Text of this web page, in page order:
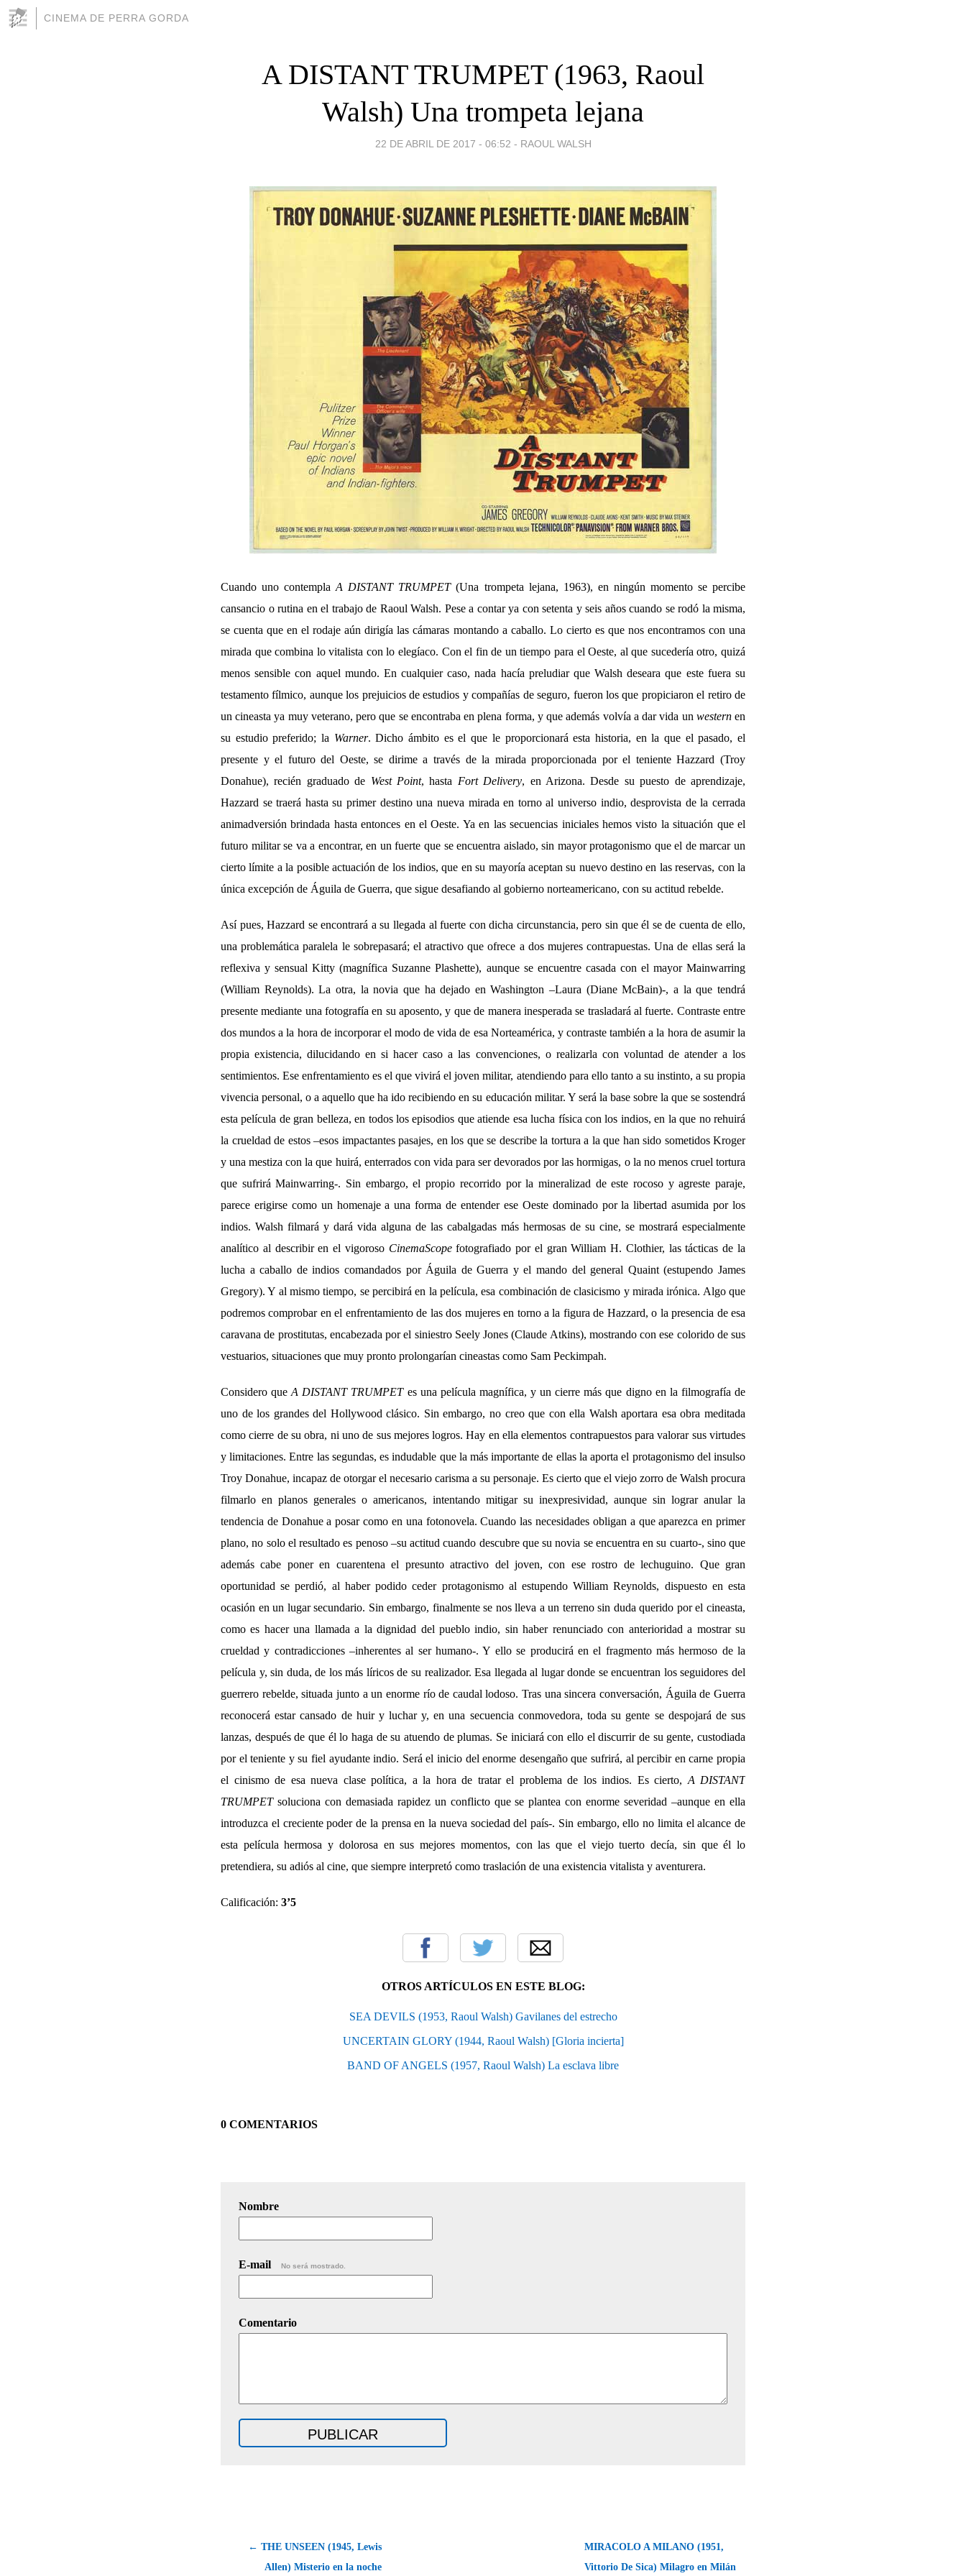
CINEMA DE PERRA GORDA
A DISTANT TRUMPET (1963, Raoul
Walsh) Una trompeta lejana
22 DE ABRIL DE 2017 - 06:52 - RAOUL WALSH
Cuando uno contemplaA DISTANT TRUMPET(Una trompeta lejana, 1963), en ningún momento se percibe
cansancio o rutina en el trabajo de Raoul Walsh. Pese a contar ya con setenta y seis años cuando se rodó la misma,
se cuenta que en el rodaje aún dirigía las cámaras montando a caballo. Lo cierto es que nos encontramos con una
mirada que combina lo vitalista con lo elegíaco. Con el fin de un tiempo para el Oeste, al que sucedería otro, quizá
menos sensible con aquel mundo. En cualquier caso, nada hacía preludiar que Walsh deseara que este fuera su
testamento fílmico, aunque los prejuicios de estudios y compañías de seguro, fueron los que propiciaron el retiro de
un cineasta ya muy veterano, pero que se encontraba en plena forma, y que además volvía a dar vida un westernen
su estudio preferido; la Warner. Dicho ámbito es el que le proporcionará esta historia, en la que el pasado, el
presente y el futuro del Oeste, se dirime a través de la mirada proporcionada por el teniente Hazzard (Troy
Donahue), recién graduado de West Point, hasta Fort Delivery, en Arizona. Desde su puesto de aprendizaje,
Hazzard se traerá hasta su primer destino una nueva mirada en torno al universo indio, desprovista de la cerrada
animadversión brindada hasta entonces en el Oeste. Ya en las secuencias iniciales hemos visto la situación que el
futuro militar se va a encontrar, en un fuerte que se encuentra aislado, sin mayor protagonismo que el de marcar un
cierto límite a la posible actuación de los indios, que en su mayoría aceptan su nuevo destino en las reservas, con la
única excepción de Águila de Guerra, que sigue desafiando al gobierno norteamericano, con su actitud rebelde.
Así pues, Hazzard se encontrará a su llegada al fuerte con dicha circunstancia, pero sin que él se de cuenta de ello,
una problemática paralela le sobrepasará; el atractivo que ofrece a dos mujeres contrapuestas. Una de ellas será la
reflexiva y sensual Kitty (magnífica Suzanne Plashette), aunque se encuentre casada con el mayor Mainwarring
(William Reynolds). La otra, la novia que ha dejado en Washington –Laura (Diane McBain)-, a la que tendrá
presente mediante una fotografía en su aposento, y que de manera inesperada se trasladará al fuerte. Contraste entre
dos mundos a la hora de incorporar el modo de vida de esa Norteamérica, y contraste también a la hora de asumir la
propia existencia, dilucidando en si hacer caso a las convenciones, o realizarla con voluntad de atender a los
sentimientos. Ese enfrentamiento es el que vivirá el joven militar, atendiendo para ello tanto a su instinto, a su propia
vivencia personal, o a aquello que ha ido recibiendo en su educación militar. Y será la base sobre la que se sostendrá
esta película de gran belleza, en todos los episodios que atiende esa lucha física con los indios, en la que no rehuirá
la crueldad de estos –esos impactantes pasajes, en los que se describe la tortura a la que han sido sometidos Kroger
y una mestiza con la que huirá, enterrados con vida para ser devorados por las hormigas, o la no menos cruel tortura
que sufrirá Mainwarring-. Sin embargo, el propio recorrido por la mineralizad de este rocoso y agreste paraje,
parece erigirse como un homenaje a una forma de entender ese Oeste dominado por la libertad asumida por los
indios. Walsh filmará y dará vida alguna de las cabalgadas más hermosas de su cine, se mostrará especialmente
analítico al describir en el vigoroso CinemaScopefotografiado por el gran William H. Clothier, las tácticas de la
lucha a caballo de indios comandados por Águila de Guerra y el mando del general Quaint (estupendo James
Gregory). Y al mismo tiempo, se percibirá en la película, esa combinación de clasicismo y mirada irónica. Algo que
podremos comprobar en el enfrentamiento de las dos mujeres en torno a la figura de Hazzard, o la presencia de esa
caravana de prostitutas, encabezada por el siniestro Seely Jones (Claude Atkins), mostrando con ese colorido de sus
vestuarios, situaciones que muy pronto prolongarían cineastas como Sam Peckimpah.
Considero queA DISTANT TRUMPETes una película magnífica, y un cierre más que digno en la filmografía de
uno de los grandes del Hollywood clásico. Sin embargo, no creo que con ella Walsh aportara esa obra meditada
como cierre de su obra, ni uno de sus mejores logros. Hay en ella elementos contrapuestos para valorar sus virtudes
y limitaciones. Entre las segundas, es indudable que la más importante de ellas la aporta el protagonismo del insulso
Troy Donahue, incapaz de otorgar el necesario carisma a su personaje. Es cierto que el viejo zorro de Walsh procura
filmarlo en planos generales o americanos, intentando mitigar su inexpresividad, aunque sin lograr anular la
tendencia de Donahue a posar como en una fotonovela. Cuando las necesidades obligan a que aparezca en primer
plano, no solo el resultado es penoso –su actitud cuando descubre que su novia se encuentra en su cuarto-, sino que
además cabe poner en cuarentena el presunto atractivo del joven, con ese rostro de lechuguino. Que gran
oportunidad se perdió, al haber podido ceder protagonismo al estupendo William Reynolds, dispuesto en esta
ocasión en un lugar secundario. Sin embargo, finalmente se nos lleva a un terreno sin duda querido por el cineasta,
como es hacer una llamada a la dignidad del pueblo indio, sin haber renunciado con anterioridad a mostrar su
crueldad y contradicciones –inherentes al ser humano-. Y ello se producirá en el fragmento más hermoso de la
película y, sin duda, de los más líricos de su realizador. Esa llegada al lugar donde se encuentran los seguidores del
guerrero rebelde, situada junto a un enorme río de caudal lodoso. Tras una sincera conversación, Águila de Guerra
reconocerá estar cansado de huir y luchar y, en una secuencia conmovedora, toda su gente se despojará de sus
lanzas, después de que él lo haga de su atuendo de plumas. Se iniciará con ello el discurrir de su gente, custodiada
por el teniente y su fiel ayudante indio. Será el inicio del enorme desengaño que sufrirá, al percibir en carne propia
el cinismo de esa nueva clase política, a la hora de tratar el problema de los indios. Es cierto, A DISTANT
TRUMPETsoluciona con demasiada rapidez un conflicto que se plantea con enorme severidad –aunque en ella
introduzca el creciente poder de la prensa en la nueva sociedad del país-. Sin embargo, ello no limita el alcance de
esta película hermosa y dolorosa en sus mejores momentos, con las que el viejo tuerto decía, sin que él lo
pretendiera, su adiós al cine, que siempre interpretó como traslación de una existencia vitalista y aventurera.
Calificación: 3’5
OTROS ARTÍCULOS EN ESTE BLOG:
SEA DEVILS (1953, Raoul Walsh) Gavilanes del estrecho
UNCERTAIN GLORY (1944, Raoul Walsh) [Gloria incierta]
BAND OF ANGELS (1957, Raoul Walsh) La esclava libre
0 COMENTARIOS
Nombre
E-mail No será mostrado.
Comentario
← THE UNSEEN (1945, Lewis
Allen) Misterio en la noche
MIRACOLO A MILANO (1951,
Vittorio De Sica) Milagro en Milán